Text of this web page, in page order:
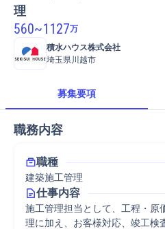
理
560~1127万
積水ハウス株式会社
埼玉県川越市
募集要項
職務内容
職種
建築施工管理
仕事内容
施工管理担当として、工程・原
理に加え、お客様対応、竣工検